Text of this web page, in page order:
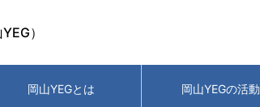
岡山YEGとは 岡山YEGの活動